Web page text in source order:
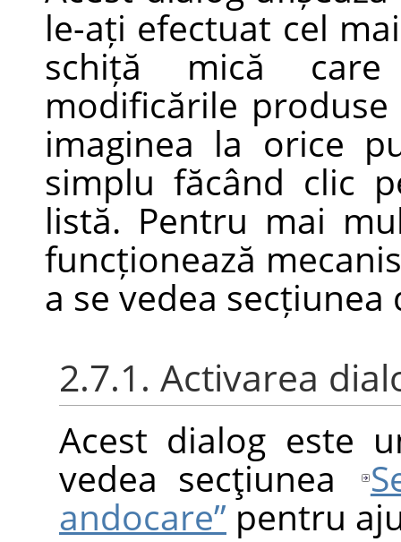
le-ați efectuat cel
schiță mică
modificările
imaginea la orice
simplu făcând clic
listă. Pentru mai
funcționează
a se vedea
2.7.1. Activarea
Acest dialog este
vedea secţiunea
andocare” pentru